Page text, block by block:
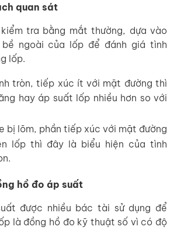
quan sát
tra bằng mắt thường, dựa vào
bề ngoài của lốp để đánh giá tình
lốp.
tròn, tiếp xúc ít với mặt đường thì
hay áp suất lốp nhiều hơn so với
bị lõm, phần tiếp xúc với mặt đường
lốp thì đây là biểu hiện của tình
hồ đo áp suất
được nhiều bác tài sử dụng để
là đồng hồ đo kỹ thuật số vì có độ